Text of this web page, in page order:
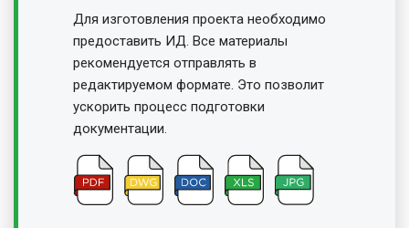
Для изготовления проекта необходимо
предоставить ИД. Все материалы
рекомендуется отправлять в
редактируемом формате. Это позволит
ускорить процесс подготовки
документации.